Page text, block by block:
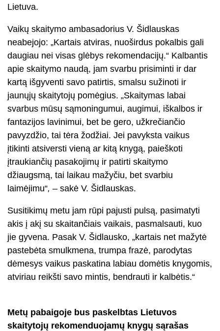
Lietuva.
Vaikų skaitymo ambasadorius V. Šidlauskas
neabejojo: „Kartais atviras, nuoširdus pokalbis gali
daugiau nei visas glėbys rekomendacijų.“ Kalbantis
apie skaitymo naudą, jam svarbu prisiminti ir dar
kartą išgyventi savo patirtis, smalsu sužinoti ir
jaunųjų skaitytojų pomėgius. „Skaitymas labai
svarbus mūsų sąmoningumui, augimui, iškalbos ir
fantazijos lavinimui, bet be gero, užkrečiančio
pavyzdžio, tai tėra žodžiai. Jei pavyksta vaikus
įtikinti atsiversti vieną ar kitą knygą, paieškoti
įtraukiančių pasakojimų ir patirti skaitymo
džiaugsmą, tai laikau mažyčiu, bet svarbiu
laimėjimu“, – sakė V. Šidlauskas.
Susitikimų metu jam rūpi pajusti pulsą, pasimatyti
akis į akį su skaitančiais vaikais, pasmalsauti, kuo
jie gyvena. Pasak V. Šidlausko, „kartais net mažytė
pastebėta smulkmena, trumpa frazė, parodytas
dėmesys vaikus paskatina labiau domėtis knygomis,
atviriau reikšti savo mintis, bendrauti ir kalbėtis.“
Metų pabaigoje bus paskelbtas Lietuvos
skaitytojų rekomenduojamų knygų sąrašas